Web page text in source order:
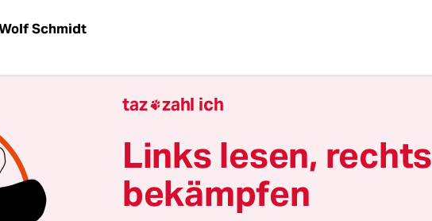
Schmidt
| Selten wird über ein EU-Vorhaben so heftig gestritten,
vorgestellt worden ist. Nächste Woche will die
ihre mit Spannung erwartete Datenschutzverordnung
Doch schon im Vorfeld hat der Verfassungsrichter
ungewöhnlich scharf vor dem Vorhaben gewarnt. Er
eine "Nichtanwendbarkeit deutscher Grundrechte".
taz zahl ich
Links lesen, rechts
bekämpfen